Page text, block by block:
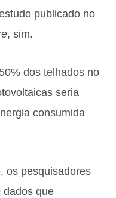
publicado no
, sim.
dos telhados no
seria
consumida
os pesquisadores
dados que